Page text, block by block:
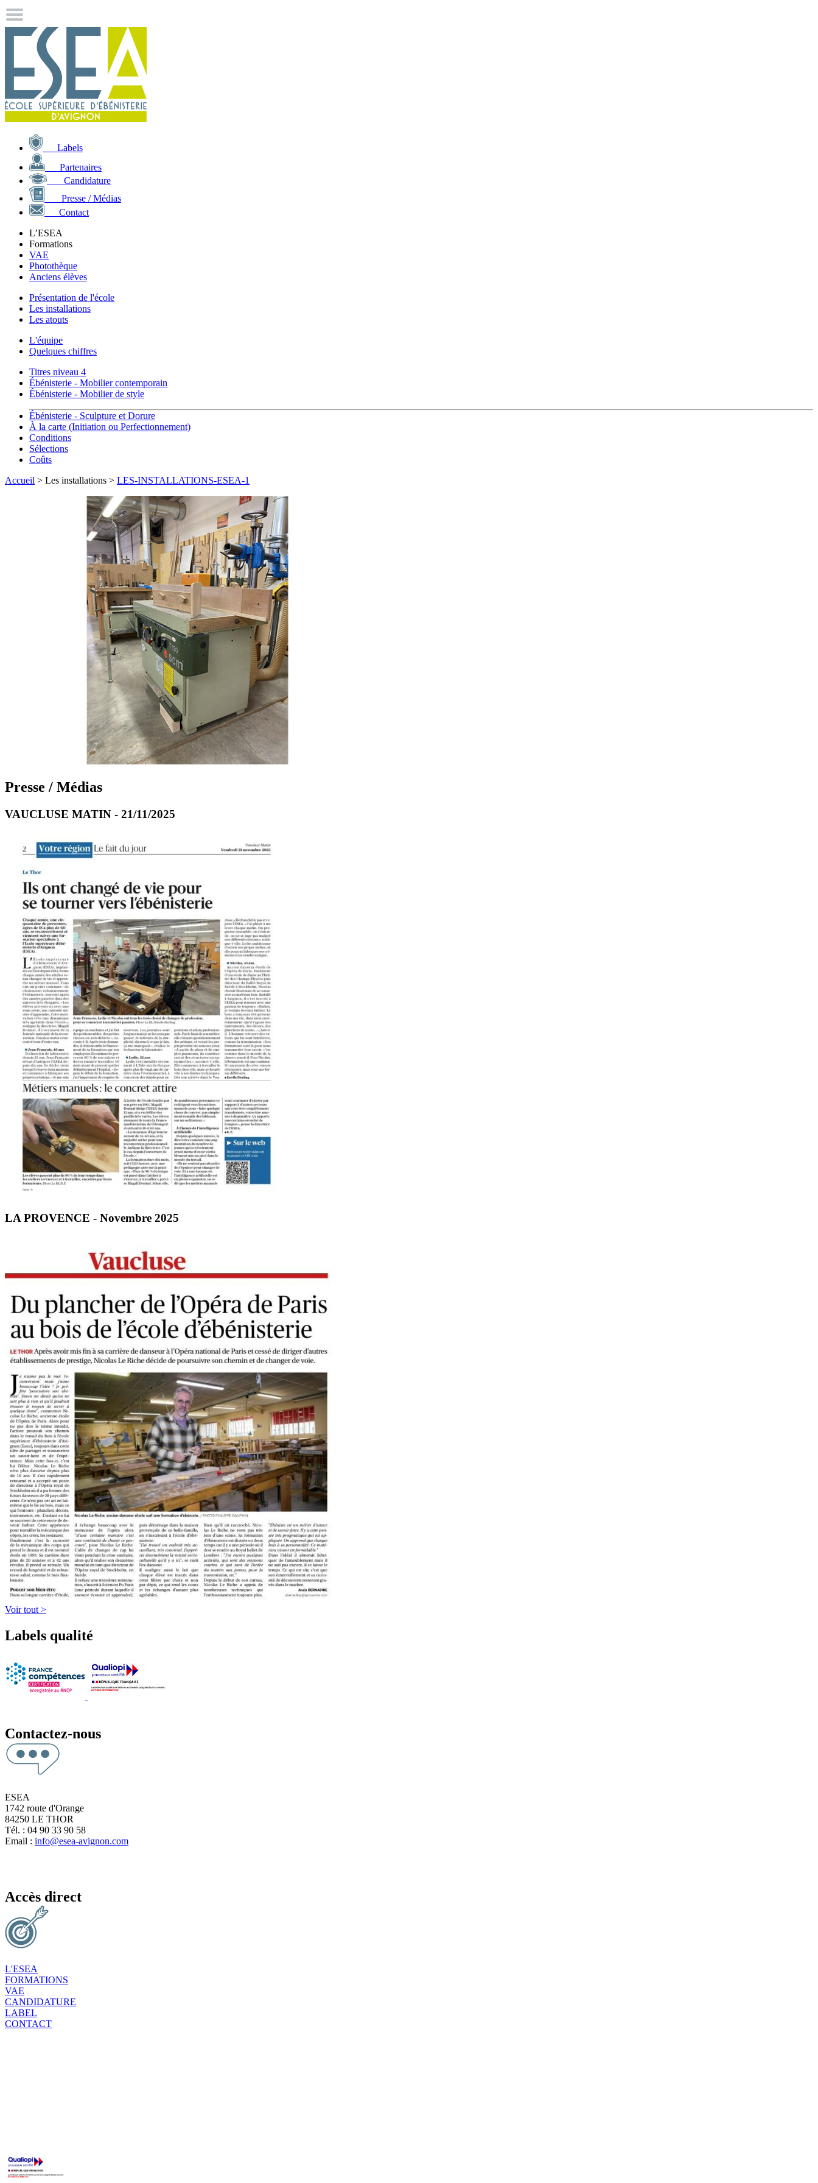
Labels
Partenaires
Candidature
Presse / Médias
Contact
L’ESEA
Formations
VAE
Photothèque
Anciens élèves
Présentation de l'école
Les installations
Les atouts
L'équipe
Quelques chiffres
Titres niveau 4
Ébénisterie - Mobilier contemporain
Ébénisterie - Mobilier de style
Ébénisterie - Sculpture et Dorure
À la carte (Initiation ou Perfectionnement)
Conditions
Sélections
Coûts
Accueil > Les installations > LES-INSTALLATIONS-ESEA-1
Presse / Médias
VAUCLUSE MATIN - 21/11/2025
LA PROVENCE - Novembre 2025
Voir tout >
Labels qualité
Contactez-nous
ESEA
1742 route d'Orange
84250 LE THOR
Tél. : 04 90 33 90 58
Email : info@esea-avignon.com
Accès direct
L'ESEA
FORMATIONS
VAE
CANDIDATURE
LABEL
CONTACT